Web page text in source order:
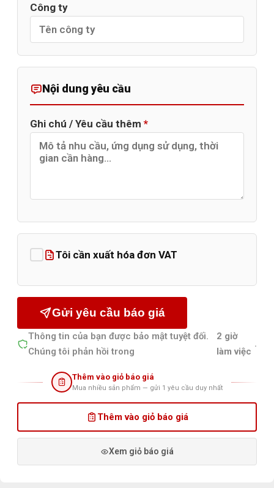
Công ty
Nội dung yêu cầu
Ghi chú / Yêu cầu thêm *
Tôi cần xuất hóa đơn VAT
Gửi yêu cầu báo giá
Thông tin của bạn được bảo mật tuyệt đối.
Chúng tôi phản hồi trong
2 giờ
làm việc
.
Thêm vào giỏ báo giá
Mua nhiều sản phẩm — gửi 1 yêu cầu duy nhất
Thêm vào giỏ báo giá
Xem giỏ báo giá